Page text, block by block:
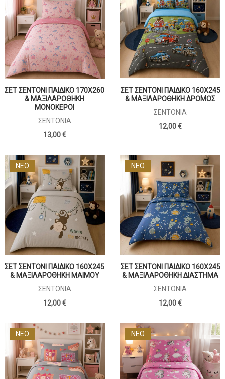
ΣΕΤ ΣΕΝΤΟΝΙ ΠΑΙΔΙΚΟ 170Χ260
& ΜΑΞΙΛΑΡΟΘΗΚΗ
ΜΟΝΟΚΕΡΟΙ
ΣΕΝΤΌΝΙΑ
13,00 €
ΣΕΤ ΣΕΝΤΟΝΙ ΠΑΙΔΙΚΟ 160Χ245
& ΜΑΞΙΛΑΡΟΘΗΚΗ ΔΡΟΜΟΣ
ΣΕΝΤΌΝΙΑ
12,00 €
ΝΕΟ
ΣΕΤ ΣΕΝΤΟΝΙ ΠΑΙΔΙΚΟ 160Χ245
& ΜΑΞΙΛΑΡΟΘΗΚΗ ΜΑΙΜΟΥ
ΣΕΝΤΌΝΙΑ
12,00 €
ΝΕΟ
ΣΕΤ ΣΕΝΤΟΝΙ ΠΑΙΔΙΚΟ 160Χ245
& ΜΑΞΙΛΑΡΟΘΗΚΗ ΔΙΑΣΤΗΜΑ
ΣΕΝΤΌΝΙΑ
12,00 €
ΝΕΟ ΝΕΟ